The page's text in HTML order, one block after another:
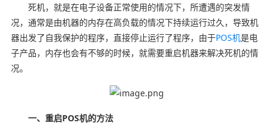
死机，就是在电子设备正常使用的情况下，所遭遇的突发情
况，通常是由机器的内存在高负载的情况下持续运行过久，导致机
器出发了自我保护的程序，直接停止运行了程序，由于POS机是电
子产品，内存也会有不够的时候，就需要重启机器来解决死机的情
况。
一、重启POS机的方法